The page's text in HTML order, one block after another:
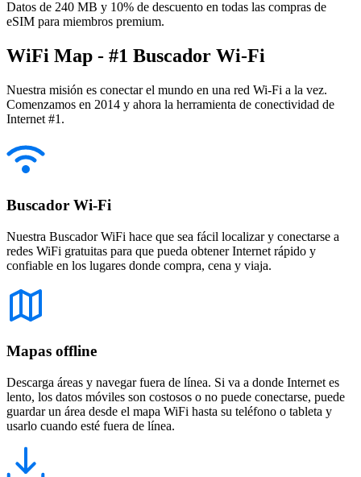
Datos de 240 MB y 10% de descuento en todas las compras de
eSIM para miembros premium.
WiFi Map - #1 Buscador Wi-Fi
Nuestra misión es conectar el mundo en una red Wi-Fi a la vez.
Comenzamos en 2014 y ahora la herramienta de conectividad de
Internet #1.
Buscador Wi-Fi
Nuestra Buscador WiFi hace que sea fácil localizar y conectarse a
redes WiFi gratuitas para que pueda obtener Internet rápido y
confiable en los lugares donde compra, cena y viaja.
Mapas offline
Descarga áreas y navegar fuera de línea. Si va a donde Internet es
lento, los datos móviles son costosos o no puede conectarse, puede
guardar un área desde el mapa WiFi hasta su teléfono o tableta y
usarlo cuando esté fuera de línea.